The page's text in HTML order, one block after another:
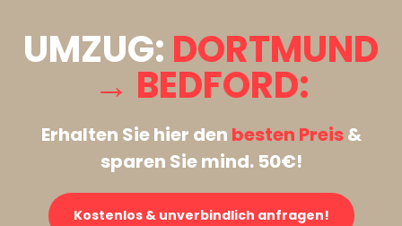
UMZUG: DORTMUND
→ BEDFORD:
Erhalten Sie hier den besten Preis&
sparen Sie mind. 50€!
Kostenlos & unverbindlich anfragen!